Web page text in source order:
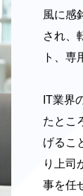
風に感
され、
ト、専
IT業界
たとこ
げるこ
り上司
事を任